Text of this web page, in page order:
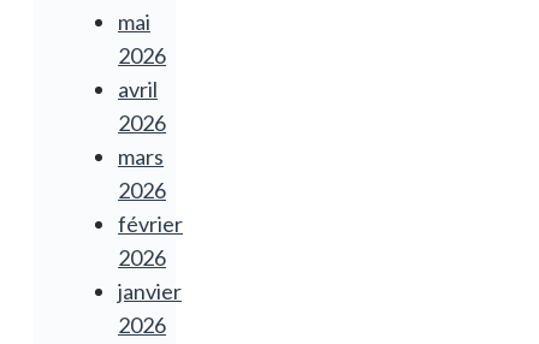
mai
2026
avril
2026
mars
2026
février
2026
janvier
2026